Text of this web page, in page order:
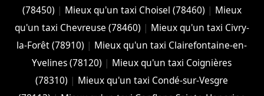
(78450) | Mieux qu'un taxi Choisel (78460) | Mieux
qu'un taxi Chevreuse (78460) | Mieux qu'un taxi Civry-
la-Forêt (78910) | Mieux qu'un taxi Clairefontaine-en-
Yvelines (78120) | Mieux qu'un taxi Coignières
(78310) | Mieux qu'un taxi Condé-sur-Vesgre